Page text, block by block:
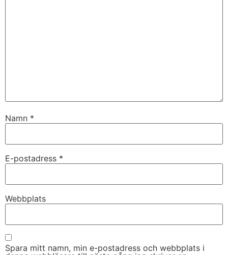
Namn *
E-postadress *
Webbplats
Spara mitt namn, min e-postadress och webbplats i